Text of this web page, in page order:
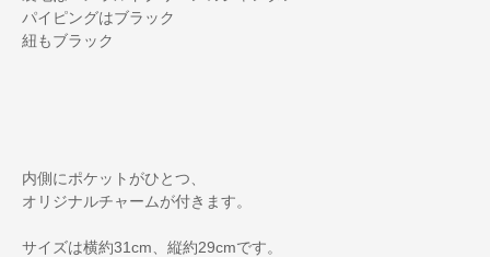
パイピングはブラック
紐もブラック
内側にポケットがひとつ、
オリジナルチャームが付きます。
サイズは横約31cm、縦約29cmです。